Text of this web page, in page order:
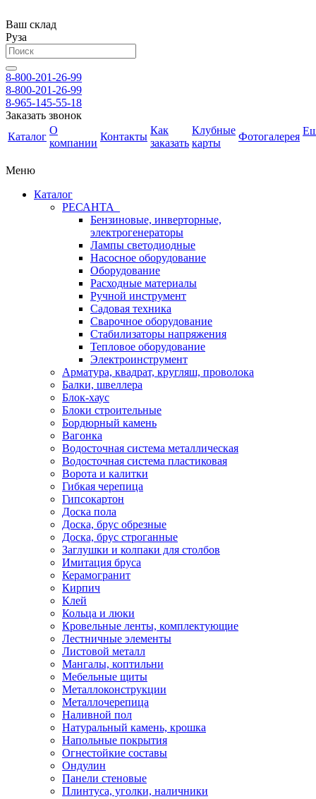
Ваш склад
Руза
8-800-201-26-99
8-800-201-26-99
8-965-145-55-18
Заказать звонок
Каталог
О
компании
Контакты
Как
заказать
Клубные
карты
Фотогалерея
Меню
Каталог
РЕСАНТА
Бензиновые, инверторные,
электрогенераторы
Лампы светодиодные
Насосное оборудование
Оборудование
Расходные материалы
Ручной инструмент
Садовая техника
Сварочное оборудование
Стабилизаторы напряжения
Тепловое оборудование
Электроинструмент
Арматура, квадрат, кругляш, проволока
Балки, швеллера
Блок-хаус
Блоки строительные
Бордюрный камень
Вагонка
Водосточная система металлическая
Водосточная система пластиковая
Ворота и калитки
Гибкая черепица
Гипсокартон
Доска пола
Доска, брус обрезные
Доска, брус строганные
Заглушки и колпаки для столбов
Имитация бруса
Керамогранит
Кирпич
Клей
Кольца и люки
Кровельные ленты, комплектующие
Лестничные элементы
Листовой металл
Мангалы, коптильни
Мебельные щиты
Металлоконструкции
Металлочерепица
Наливной пол
Натуральный камень, крошка
Напольные покрытия
Огнестойкие составы
Ондулин
Панели стеновые
Плинтуса, уголки, наличники